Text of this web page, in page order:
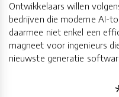
Ontwikkelaars willen
bedrijven die moderne AI-
daarmee niet enkel een
magneet voor ingenieurs
nieuwste generatie